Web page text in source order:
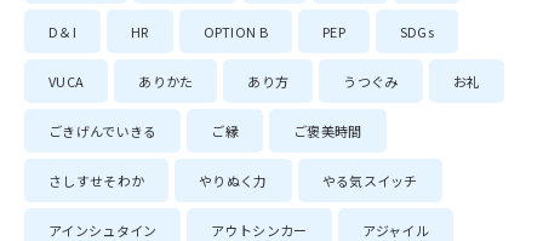
D＆I HR OPTION B PEP SDGs
VUCA ありかた あり方 うつぐみ お礼
ごきげんでいきる ご縁 ご褒美時間
さしすせそわか やりぬく力 やる気スイッチ
アインシュタイン アウトシンカー アジャイル